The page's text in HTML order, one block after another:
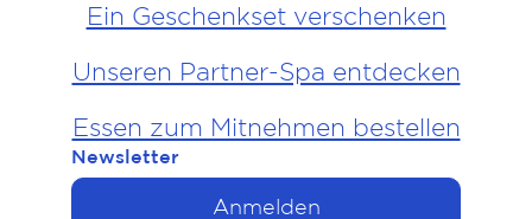
Ein Geschenkset verschenken
Unseren Partner-Spa entdecken
Essen zum Mitnehmen bestellen
Newsletter
Anmelden